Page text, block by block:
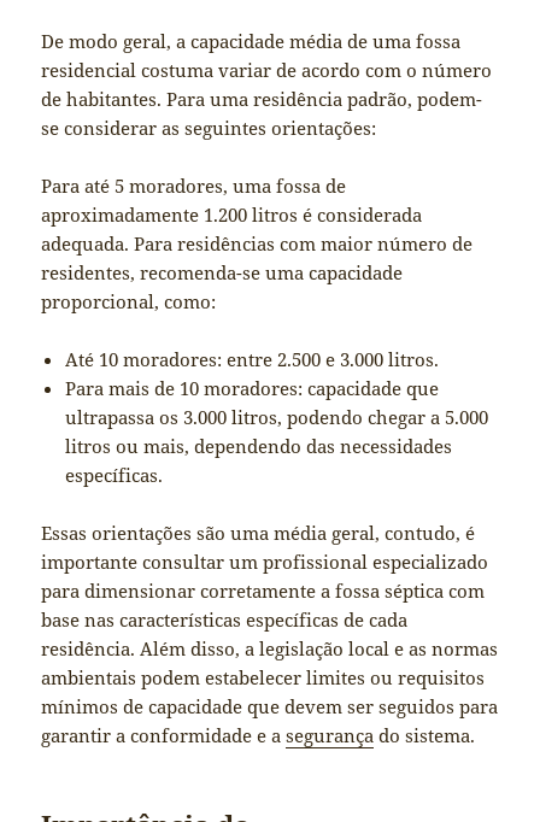
De modo geral, a capacidade média de uma fossa
residencial costuma variar de acordo com o número
de habitantes. Para uma residência padrão, podem-
se considerar as seguintes orientações:
Para até 5 moradores, uma fossa de
aproximadamente 1.200 litros é considerada
adequada. Para residências com maior número de
residentes, recomenda-se uma capacidade
proporcional, como:
Até 10 moradores: entre 2.500 e 3.000 litros.
Para mais de 10 moradores: capacidade que
ultrapassa os 3.000 litros, podendo chegar a 5.000
litros ou mais, dependendo das necessidades
específicas.
Essas orientações são uma média geral, contudo, é
importante consultar um profissional especializado
para dimensionar corretamente a fossa séptica com
base nas características específicas de cada
residência. Além disso, a legislação local e as normas
ambientais podem estabelecer limites ou requisitos
mínimos de capacidade que devem ser seguidos para
garantir a conformidade e asegurança do sistema.